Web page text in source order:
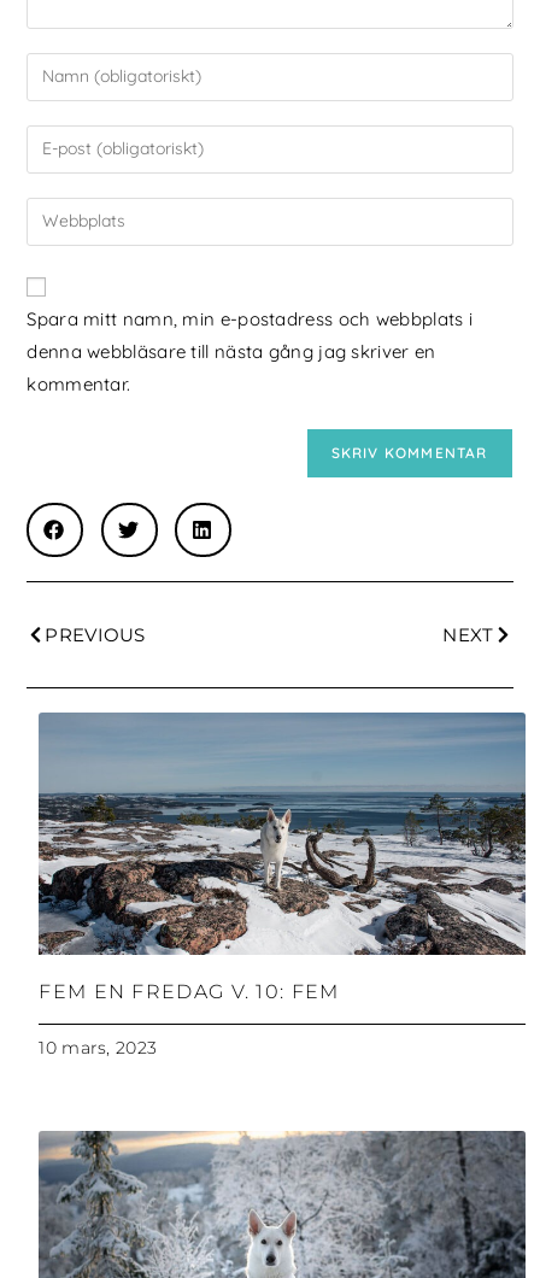
Spara mitt namn, min e-postadress och webbplats i
denna webbläsare till nästa gång jag skriver en
kommentar.
PREVIOUS NEXT
FEM EN FREDAG V. 10: FEM
10 mars, 2023